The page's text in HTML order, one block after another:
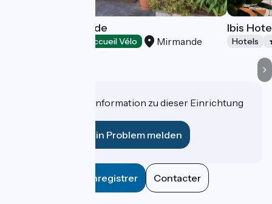
Hôtel de Mirmande
Accueil Vélo Mirmande
Ibis
Hotels
Haben Sie eine Information zu dieser Einrichtung
Ein Problem melden
Enregistrer Contacter